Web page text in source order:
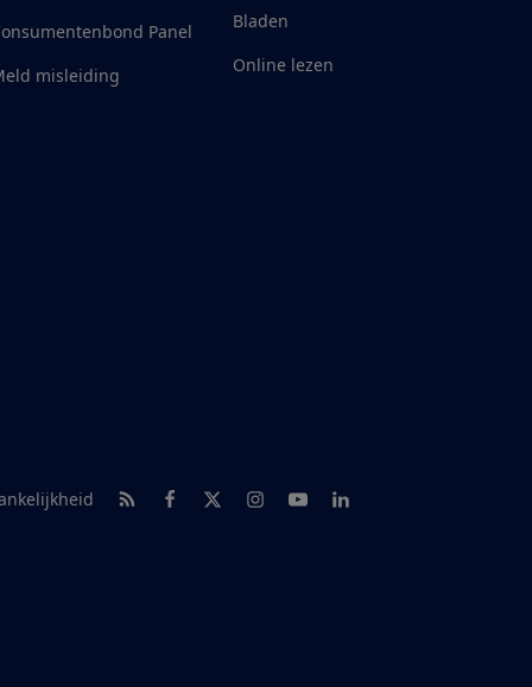
Panel
misleiding
Bladen
Online lezen
RSS-feed nieuws
Facebook
TwitterInstagram
YoutubeLinkedIn